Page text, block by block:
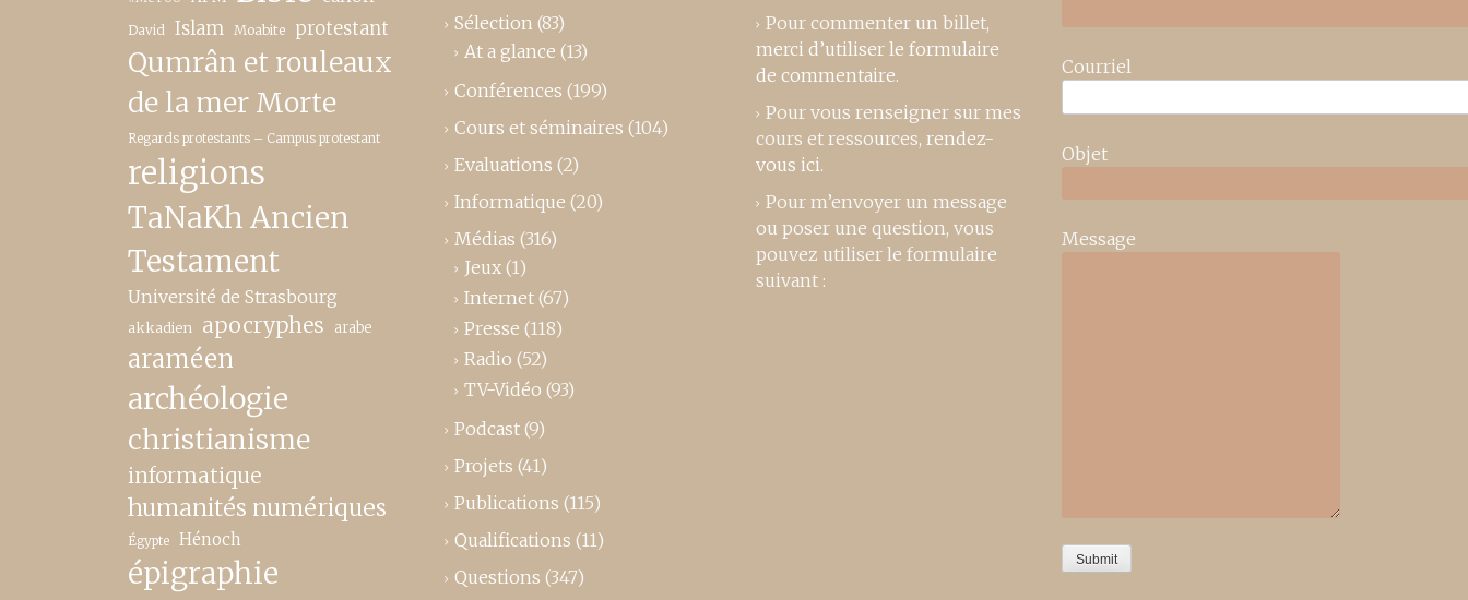
David Islam Moabite protestant
Qumrân et rouleaux
de la mer Morte
Regards protestants – Campus protestant
religions
TaNaKh Ancien
Testament
Université de Strasbourg
akkadien apocryphes arabe
araméen
archéologie
christianisme
informatique
humanités numériques
Égypte Hénoch
épigraphie
Sélection (83)
At a glance (13)
Conférences (199)
Cours et séminaires (104)
Evaluations (2)
Informatique (20)
Médias (316)
Jeux (1)
Internet (67)
Presse (118)
Radio (52)
TV-Vidéo (93)
Podcast (9)
Projets (41)
Publications (115)
Qualifications (11)
Questions (347)
Pour commenter un billet,
merci d’utiliser le formulaire
de commentaire.
Pour vous renseigner sur mes
cours et ressources, rendez-
vous ici.
Pour m’envoyer un message
ou poser une question, vous
pouvez utiliser le formulaire
suivant :
Courriel
Objet
Message